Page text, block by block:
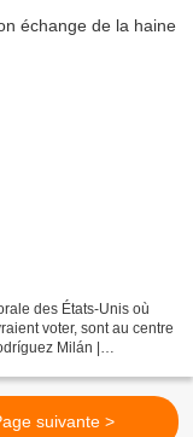
des États-Unis où
voter, sont au centre
Milán |
suivante >